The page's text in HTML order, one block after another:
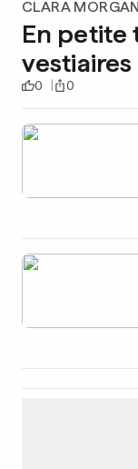
CLARA
En petite
vestiaires
0 0